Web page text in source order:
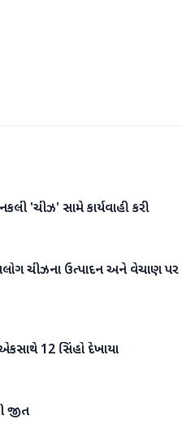
ગુજરાત સરકારે 'એનાલોગ' પનીર, નકલી 'ચીઝ' સામે કાર્યવાહી કરી
ચીઝના ઉત્પાદન અને વેચાણ પર
12 સિંહો દેખાયા
જીત